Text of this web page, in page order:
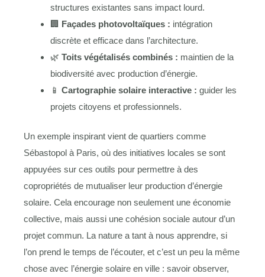
structures existantes sans impact lourd.
🏢 Façades photovoltaïques : intégration
discrète et efficace dans l’architecture.
🌿 Toits végétalisés combinés : maintien de la
biodiversité avec production d’énergie.
📱 Cartographie solaire interactive : guider les
projets citoyens et professionnels.
Un exemple inspirant vient de quartiers comme
Sébastopol à Paris, où des initiatives locales se sont
appuyées sur ces outils pour permettre à des
copropriétés de mutualiser leur production d’énergie
solaire. Cela encourage non seulement une économie
collective, mais aussi une cohésion sociale autour d’un
projet commun. La nature a tant à nous apprendre, si
l’on prend le temps de l’écouter, et c’est un peu la même
chose avec l’énergie solaire en ville : savoir observer,